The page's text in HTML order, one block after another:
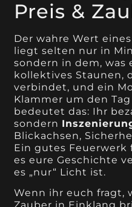
Preis &
Der wahre Wert
liegt selten nur in
sondern in dem, was
kollektives Staunen,
verbindet, und ein
Klammer um den
bedeutet das: Ihr
sondern
Blickachsen,
Ein gutes Feuerwerk
es eure Geschichte
es „nur“ Licht ist.
Wenn ihr euch fragt,